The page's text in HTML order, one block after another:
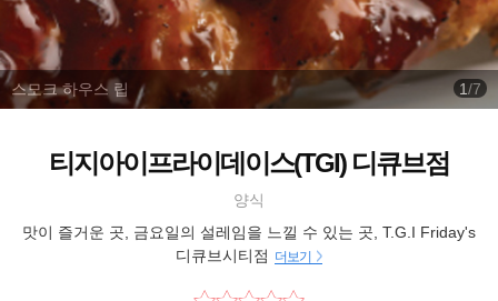
스모크 하우스 립 1/7
티지아이프라이데이스(TGI) 디큐브점
양식
맛이 즐거운 곳, 금요일의 설레임을 느낄 수 있는 곳, T.G.I Friday's
디큐브시티점 더보기